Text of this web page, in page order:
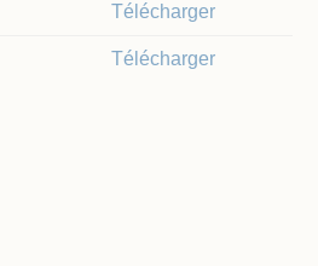
Télécharger
Télécharger